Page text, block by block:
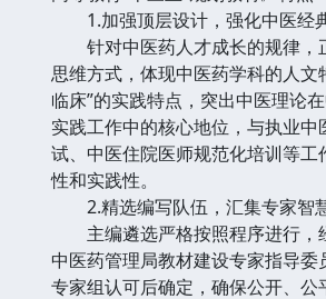
1.加强顶层设计，强化中医经
针对中医药人才成长的规律，
思维方式，体现中医药学科的人文
临床”的实践特点，突出中医理论
实践工作中的核心地位，与执业中
试、中医住院医师规范化培训等工
性和实践性。
2.精选编写队伍，汇集专家智
主编遴选严格按照程序进行，
中医药管理局教材建设专家指导委
专家组认可后确定，确保公开、公